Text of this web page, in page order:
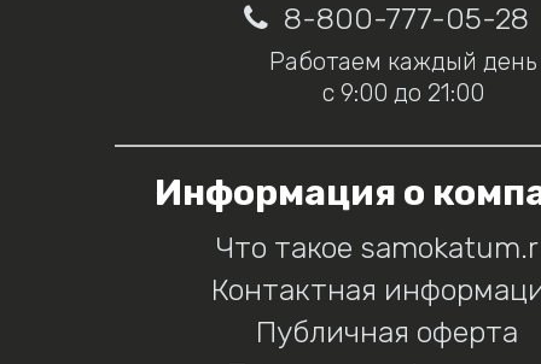
8-800-777-05-28
Работаем каждый день
с 9:00 до 21:00
Информация о
Что такое
Контактная
Публичная оферта